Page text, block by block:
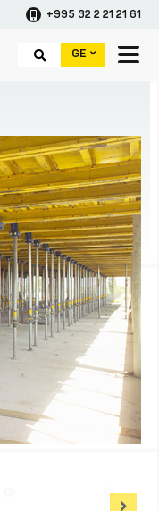
+995 32 2 21 21 61
GE